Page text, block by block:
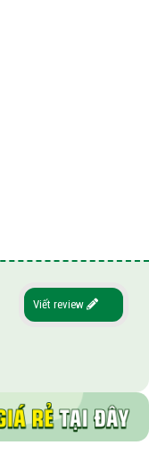
Viết review